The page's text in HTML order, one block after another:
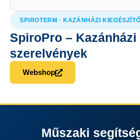
SPIROTERM · KAZÁNHÁZI
SpiroPro –
szerelvények
Webshop
Műszaki